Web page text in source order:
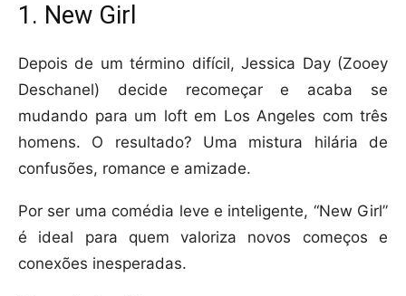
1. New Girl
Depois de um término difícil, Jessica Day (Zooey
Deschanel) decide recomeçar e acaba se
mudando para um loft em Los Angeles com três
homens. O resultado? Uma mistura hilária de
confusões, romance e amizade.
Por ser uma comédia leve e inteligente, “New Girl”
é ideal para quem valoriza novos começos e
conexões inesperadas.